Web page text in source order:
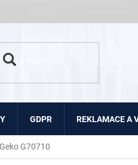
GDPR REKLAMACE A
G70710